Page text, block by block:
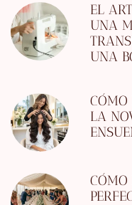
EL
UNA
UNA
CÓMO
LA
CÓMO